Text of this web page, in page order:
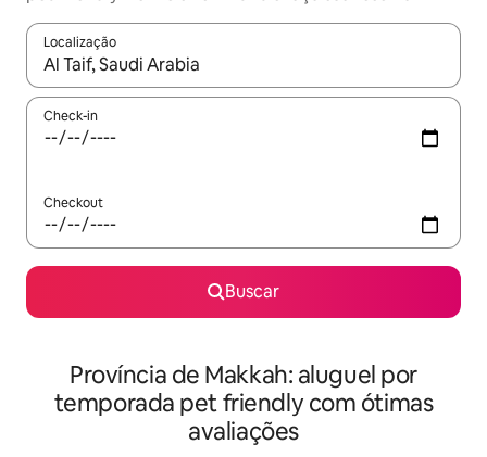
Localização
Quando os resultados estiverem disponíveis, explore-os
Check-in
Checkout
Buscar
Província de Makkah: aluguel por
temporada pet friendly com ótimas
avaliações